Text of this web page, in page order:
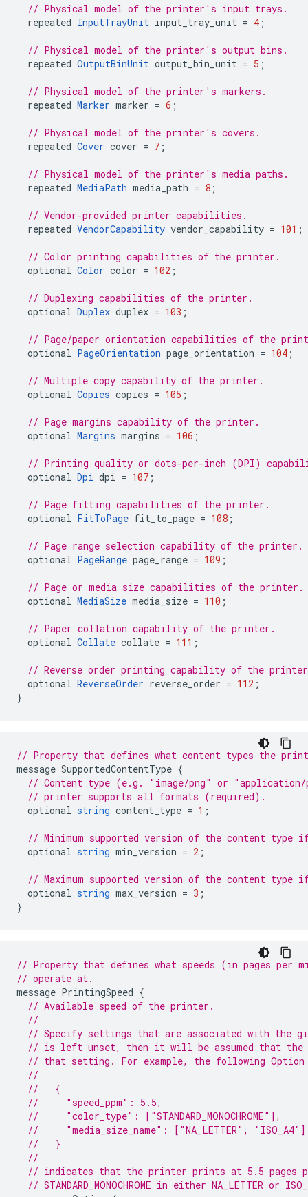
// Physical model of the printer's input trays.
repeated InputTrayUnit input_tray_unit = 4 ;
// Physical model of the printer's output bins.
repeated OutputBinUnit output_bin_unit = 5 ;
// Physical model of the printer's markers.
repeated Marker marker = 6 ;
// Physical model of the printer's covers.
repeated Cover cover = 7 ;
// Physical model of the printer's media paths.
repeated MediaPath media_path = 8 ;
// Vendor-provided printer capabilities.
repeated VendorCapability vendor_capability = 101 ;
// Color printing capabilities of the printer.
optional Color color = 102 ;
// Duplexing capabilities of the printer.
optional Duplex duplex = 103 ;
// Page/paper orientation capabilities of the
optional PageOrientation page_orientation = 104 ;
// Multiple copy capability of the printer.
optional Copies copies = 105 ;
// Page margins capability of the printer.
optional Margins margins = 106 ;
// Printing quality or dots-per-inch (DPI)
optional Dpi dpi = 107 ;
// Page fitting capabilities of the printer.
optional FitToPage fit_to_page = 108 ;
// Page range selection capability of the printer.
optional PageRange page_range = 109 ;
// Page or media size capabilities of the printer.
optional MediaSize media_size = 110 ;
// Paper collation capability of the printer.
optional Collate collate = 111 ;
// Reverse order printing capability of the
optional ReverseOrder reverse_order = 112 ;
}
// Property that defines what content types the
message SupportedContentType {
// Content type (e.g. "image/png" or
// printer supports all formats (required).
optional string content_type = 1 ;
// Minimum supported version of the content
optional string min_version = 2 ;
// Maximum supported version of the content
optional string max_version = 3 ;
}
// Property that defines what speeds (in pages per
// operate at.
message PrintingSpeed {
// Available speed of the printer.
//
// Specify settings that are associated with the
// is left unset, then it will be assumed that the
// that setting. For example, the following Option
//
//   {
//     "speed_ppm": 5.5,
//     "color_type": ["STANDARD_MONOCHROME"],
//     "media_size_name": ["NA_LETTER", "ISO_A4"]
//   }
//
// indicates that the printer prints at 5.5 pages
// STANDARD_MONOCHROME in either NA_LETTER or